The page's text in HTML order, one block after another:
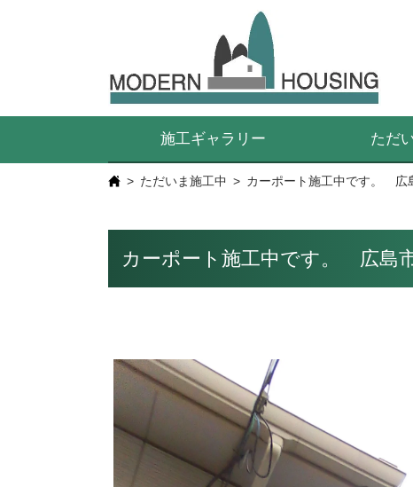
施工ギャラリー ただ
ただいま施工中 カーポート施工中です。
カーポート施工中です。 広